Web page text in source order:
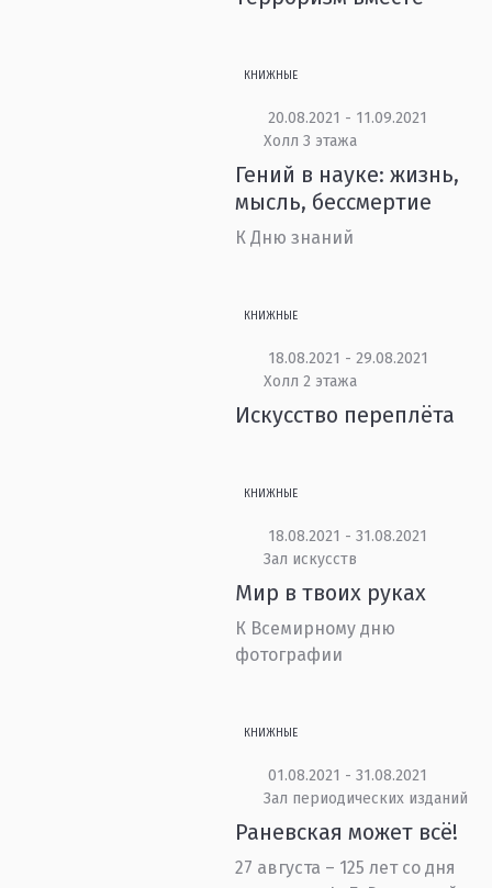
КНИЖНЫЕ
20.08.2021 - 11.09.2021
Холл 3 этажа
Гений в науке: жизнь,
мысль, бессмертие
К Дню знаний
КНИЖНЫЕ
18.08.2021 - 29.08.2021
Холл 2 этажа
Искусство переплёта
КНИЖНЫЕ
18.08.2021 - 31.08.2021
Зал искусств
Мир в твоих руках
К Всемирному дню
фотографии
КНИЖНЫЕ
01.08.2021 - 31.08.2021
Зал периодических изданий
Раневская может всё!
27 августа – 125 лет со дня